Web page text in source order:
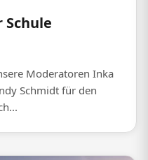
Schule
Moderatoren Inka
Schmidt für den